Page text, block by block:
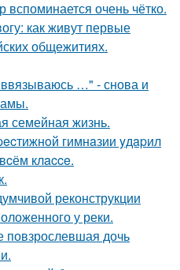
вспоминается очень чётко.
как живут первые
общежитиях.
…" - снова и
семейная жизнь.
гимнaзии yдapил
клacce.
реконструкции
у реки.
повзрослевшая дочь